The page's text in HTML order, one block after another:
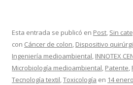
Esta entrada se publicó en Post, Sin
con Cáncer de colon, Dispositivo
Ingeniería medioambiental, INNOTEX
Microbiología medioambiental, Patente,
Tecnología textil,Toxicología en 14